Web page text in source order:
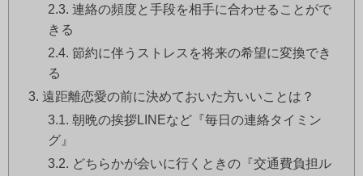
連絡の頻度と手段を相手に合わせることがで
きる
節約に伴うストレスを将来の希望に変換でき
る
遠距離恋愛の前に決めておいた方いいことは？
朝晩の挨拶LINEなど『毎日の連絡タイミン
グ』
どちらかが会いに行くときの『交通費負担ル